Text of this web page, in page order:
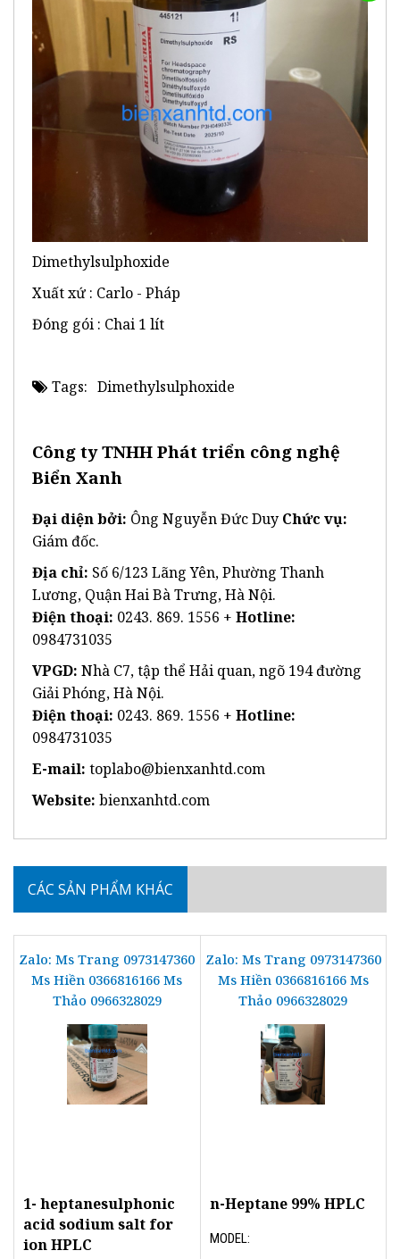
Dimethylsulphoxide
Xuất xứ : Carlo - Pháp
Đóng gói : Chai 1 lít
Tags: Dimethylsulphoxide
Công ty TNHH Phát triển công nghệ
Biển Xanh
Đại diện bởi: Ông Nguyễn Đức Duy Chức vụ:
Giám đốc.
Địa chỉ: Số 6/123 Lãng Yên, Phường Thanh
Lương, Quận Hai Bà Trưng, Hà Nội.
Điện thoại: 0243. 869. 1556 + Hotline:
0984731035
VPGD: Nhà C7, tập thể Hải quan, ngõ 194 đường
Giải Phóng, Hà Nội.
Điện thoại: 0243. 869. 1556 + Hotline:
0984731035
E-mail: toplabo@bienxanhtd.com
Website: bienxanhtd.com
CÁC SẢN PHẨM KHÁC
Zalo: Ms Trang 0973147360
Ms Hiền 0366816166 Ms
Thảo 0966328029
1- heptanesulphonic
acid sodium salt for
ion HPLC
Zalo: Ms Trang 0973147360
Ms Hiền 0366816166 Ms
Thảo 0966328029
n-Heptane 99% HPLC
MODEL: